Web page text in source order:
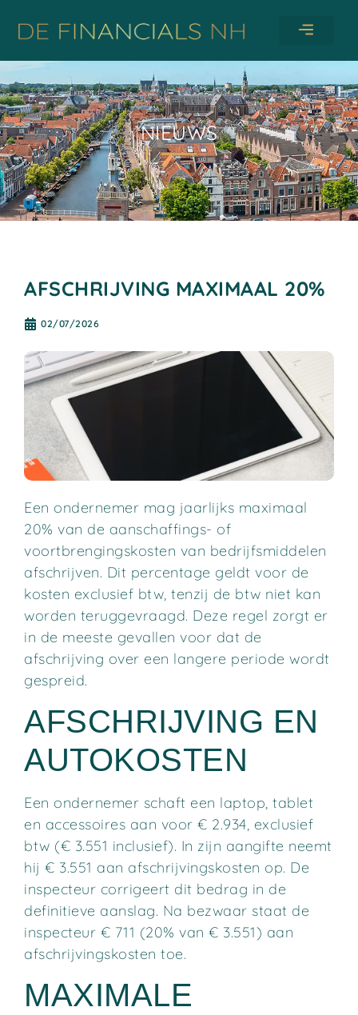
NIEUWS
AFSCHRIJVING MAXIMAAL 20%
02/07/2026
Een ondernemer mag jaarlijks maximaal
20% van de aanschaffings- of
voortbrengingskosten van bedrijfsmiddelen
afschrijven. Dit percentage geldt voor de
kosten exclusief btw, tenzij de btw niet kan
worden teruggevraagd. Deze regel zorgt er
in de meeste gevallen voor dat de
afschrijving over een langere periode wordt
gespreid.
AFSCHRIJVING EN
AUTOKOSTEN
Een ondernemer schaft een laptop, tablet
en accessoires aan voor € 2.934, exclusief
btw (€ 3.551 inclusief). In zijn aangifte neemt
hij € 3.551 aan afschrijvingskosten op. De
inspecteur corrigeert dit bedrag in de
definitieve aanslag. Na bezwaar staat de
inspecteur € 711 (20% van € 3.551) aan
afschrijvingskosten toe.
MAXIMALE